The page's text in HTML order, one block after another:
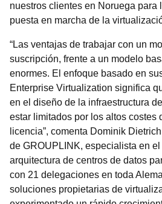
nuestros clientes en Noruega para
puesta en marcha de la
“Las ventajas de trabajar con un
suscripción, frente a un modelo
enormes. El enfoque basado en
Enterprise Virtualization significa
en el diseño de la infraestructura
estar limitados por los altos costes
licencia”, comenta Dominik
de GROUPLINK, especialista en
arquitectura de centros de datos
con 21 delegaciones en toda
soluciones propietarias de